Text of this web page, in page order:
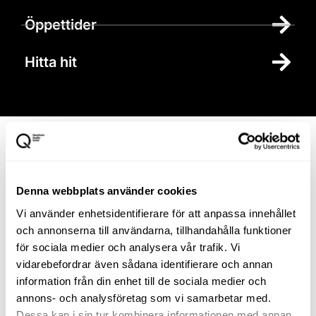
Denna webbplats använder cookies
Vi använder enhetsidentifierare för att anpassa innehållet
och annonserna till användarna, tillhandahålla funktioner
för sociala medier och analysera vår trafik. Vi
vidarebefordrar även sådana identifierare och annan
information från din enhet till de sociala medier och
annons- och analysföretag som vi samarbetar med.
Öppettider
Hitta hit
Anmäl dig till
nyhetsbrev
Bli vän med oss så får du
tips och information om
nya butiker, varumärken
och när det händer något
extra roligt och intressant
i vårt utomhuscentrum.